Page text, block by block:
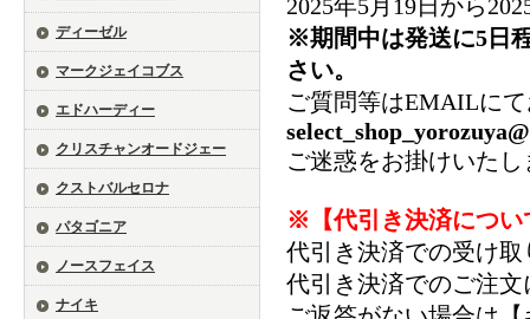
ディーゼル
マークジェイコブス
エドハーディー
クリスチャンオードジェー
クストバルセロナ
パタゴニア
ノースフェイス
ナイキ
2025年5月19日から
※期間中は発送に5日
さい。
ご質問等はEMAILに
ご迷惑をお掛けいた
※【代引き決済につ
代引き決済での受け
代引き決済でのご注